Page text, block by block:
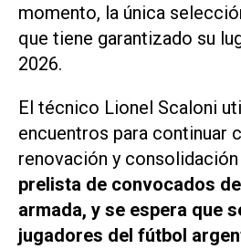
momento, la única
que tiene garantizado su
2026.
El técnico Lionel Scaloni
encuentros para continuar
renovación y
prelista de convocados
armada, y se espera que
jugadores del fútbol